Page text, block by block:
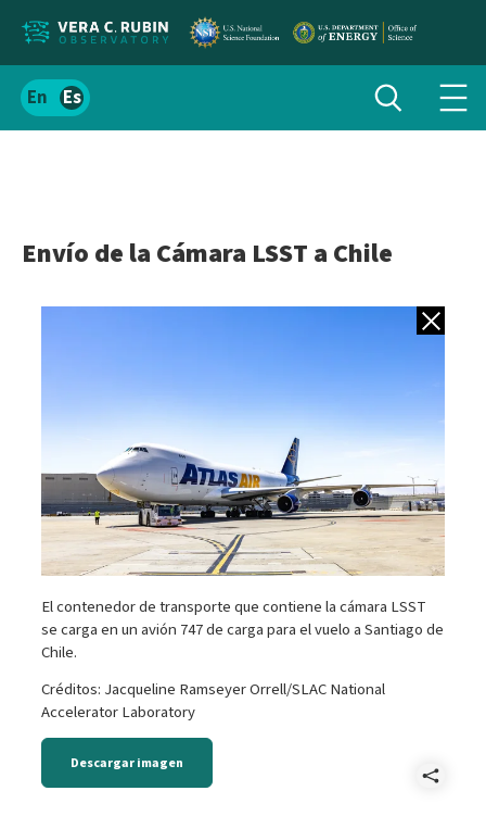
Localizar
el
Español
Alternar
búsqueda
Envío de la Cámara LSST a Chile
Volver a
El contenedor de transporte que contiene la cámara LSST
se carga en un avión 747 de carga para el vuelo a Santiago de
Chile.
Créditos: Jacqueline Ramseyer Orrell/SLAC National
Accelerator Laboratory
Descargar imagen